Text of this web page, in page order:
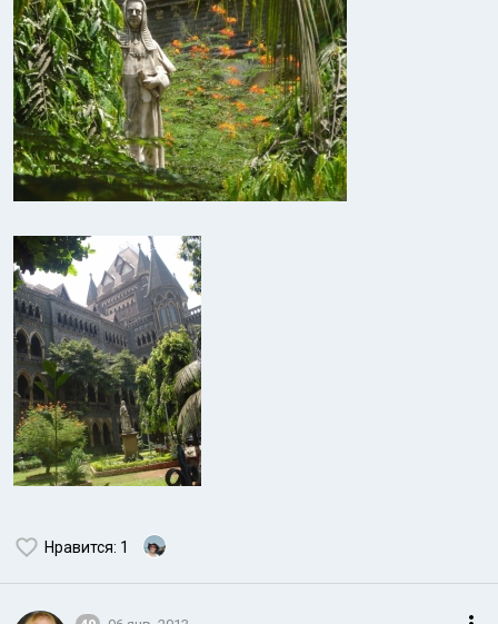
Нравится: 1